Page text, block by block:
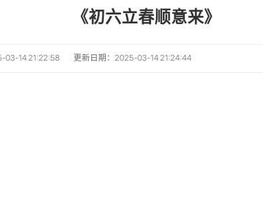
《初六立春顺意来》
03-14 21:22:58 更新日期：2025-03-14 21:24:44